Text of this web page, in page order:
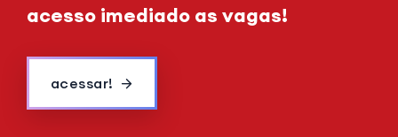
acesso imediado as vagas!
acessar!